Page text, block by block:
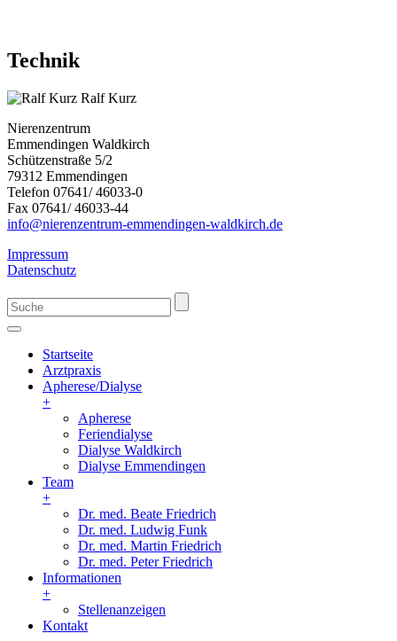
Technik
Ralf Kurz
Nierenzentrum
Emmendingen Waldkirch
Schützenstraße 5/2
79312 Emmendingen
Telefon 07641/ 46033-0
Fax 07641/ 46033-44
info@nierenzentrum-emmendingen-waldkirch.de
Impressum
Datenschutz
Startseite
Arztpraxis
Apherese/Dialyse
+
Apherese
Feriendialyse
Dialyse Waldkirch
Dialyse Emmendingen
Team
+
Dr. med. Beate Friedrich
Dr. med. Ludwig Funk
Dr. med. Martin Friedrich
Dr. med. Peter Friedrich
Informationen
+
Stellenanzeigen
Kontakt